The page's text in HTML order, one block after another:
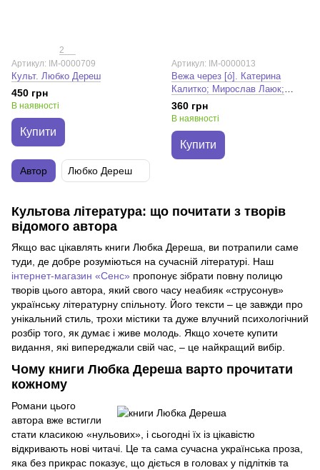
Культова література: що почитати з творів
відомого автора
Якщо вас цікавлять книги Любка Дереша, ви потрапили саме
туди, де добре розуміються на сучасній літературі. Наш
інтернет-магазин «Сенс» пропонує зібрати повну полицю
творів цього автора, який свого часу неабияк «струсонув»
українську літературну спільноту. Його тексти – це завжди про
унікальний стиль, трохи містики та дуже влучний психологічний
розбір того, як думає і живе молодь. Якщо хочете купити
видання, які випереджали свій час, – це найкращий вибір.
Чому книги Любка Дереша варто прочитати
кожному
Романи цього
автора вже встигли
стати класикою «нульових», і сьогодні їх із цікавістю
відкривають нові читачі. Це та сама сучасна українська проза,
яка без прикрас показує, що діється в головах у підлітків та
2
Артикул: IM-0000709
Культ. Любко Дереш
450 грн
В наявності
Купити
Артикул: IM-0000013
Вежа через [ó]. Катерина
Калитко; Мирослав Лаюк;
Макс Кідрук; Оксана Забужко;
Любко Дереш
360 грн
В наявності
Купити
Автор Любко Дереш